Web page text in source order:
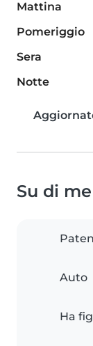
Mattina
Pomeriggio
Sera
Notte
Su di me
Auto
Ha